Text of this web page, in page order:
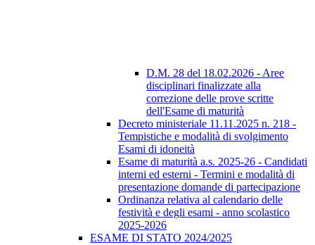
D.M. 28 del 18.02.2026 - Aree
disciplinari finalizzate alla
correzione delle prove scritte
dell'Esame di maturità
Decreto ministeriale 11.11.2025 n. 218 -
Tempistiche e modalità di svolgimento
Esami di idoneità
Esame di maturità a.s. 2025-26 - Candidati
interni ed esterni - Termini e modalità di
presentazione domande di partecipazione
Ordinanza relativa al calendario delle
festività e degli esami - anno scolastico
2025-2026
ESAME DI STATO 2024/2025